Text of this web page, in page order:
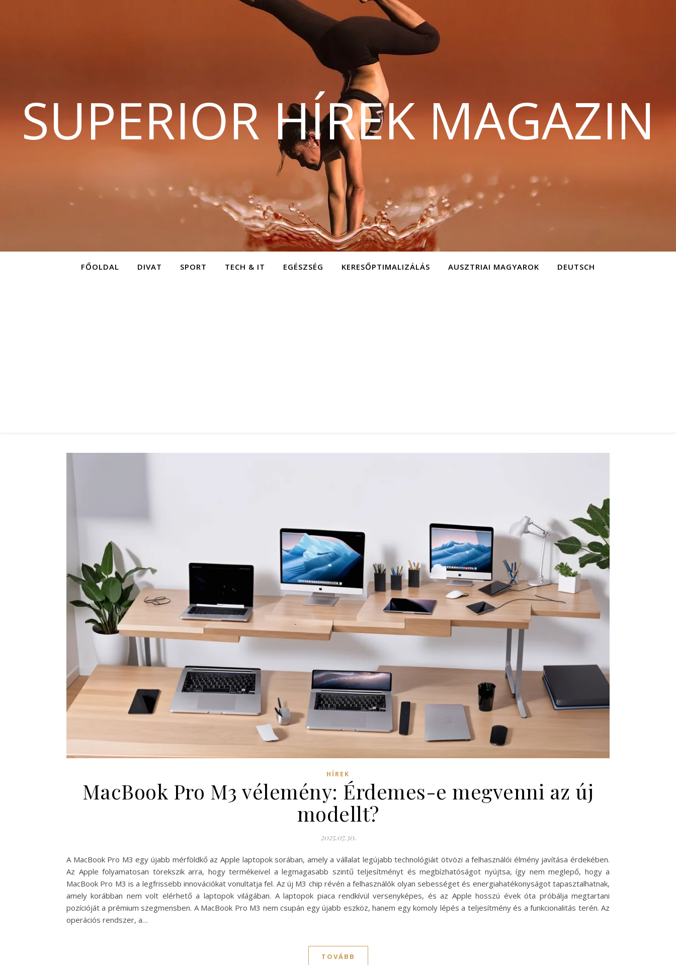
SUPERIOR HÍREK MAGAZIN
FŐOLDAL DIVAT SPORT TECH & IT EGÉSZSÉG KERESŐPTIMALIZÁLÁS AUSZTRIAI MAGYAROK DEUTSCH
HÍREK
MacBook Pro M3 vélemény: Érdemes-e megvenni az új
modellt?
2025.07.30.
A MacBook Pro M3 egy újabb mérföldkő az Apple laptopok sorában, amely a vállalat legújabb technológiáit ötvözi a felhasználói élmény javítása érdekében.
Az Apple folyamatosan törekszik arra, hogy termékeivel a legmagasabb szintű teljesítményt és megbízhatóságot nyújtsa, így nem meglepő, hogy a
MacBook Pro M3 is a legfrissebb innovációkat vonultatja fel. Az új M3 chip révén a felhasználók olyan sebességet és energiahatékonyságot tapasztalhatnak,
amely korábban nem volt elérhető a laptopok világában. A laptopok piaca rendkívül versenyképes, és az Apple hosszú évek óta próbálja megtartani
pozícióját a prémium szegmensben. A MacBook Pro M3 nem csupán egy újabb eszköz, hanem egy komoly lépés a teljesítmény és a funkcionalitás terén. Az
operációs rendszer, a…
TOVÁBB